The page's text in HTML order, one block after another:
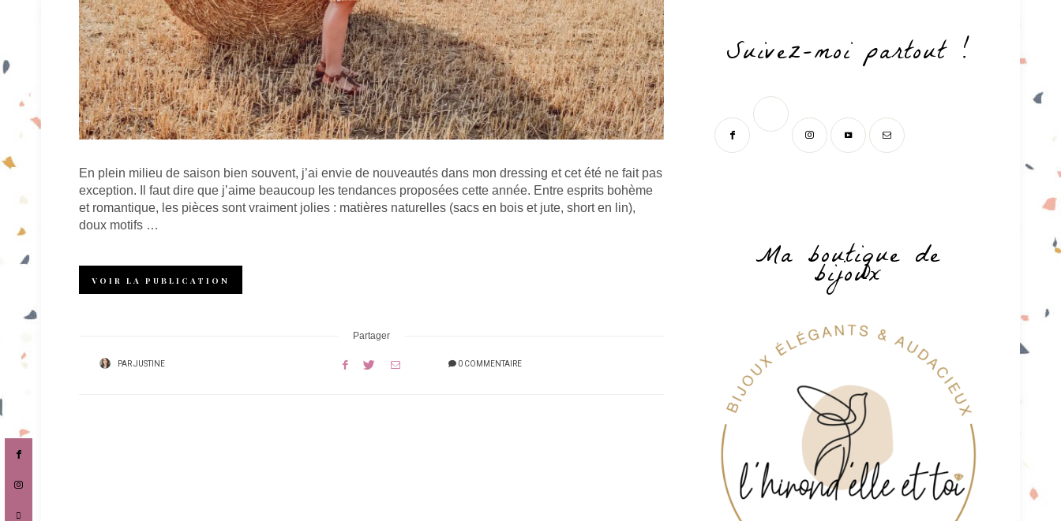
En plein milieu de saison bien souvent, j’ai envie de nouveautés dans mon dressing et cet été ne fait pas
exception. Il faut dire que j’aime beaucoup les tendances proposées cette année. Entre esprits bohème
et romantique, les pièces sont vraiment jolies : matières naturelles (sacs en bois et jute, short en lin),
doux motifs …
VOIR LA PUBLICATION
Partager
PARJUSTINE 0 COMMENTAIRE
Suivez-moi partout !
Ma boutique de
bijoux